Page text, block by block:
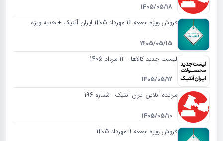
1405/05/18
فروش ویژه جمعه 16 مهرداد 1405 ایران آنتیک + هدیه ویژه
1405/05/15
لیست جدید کالاها - 12 مرداد 1405
1405/05/12
مزایده آنلاین ایران آنتیک - شماره 196
1405/05/10
فروش ویژه جمعه 9 مهرداد 1405